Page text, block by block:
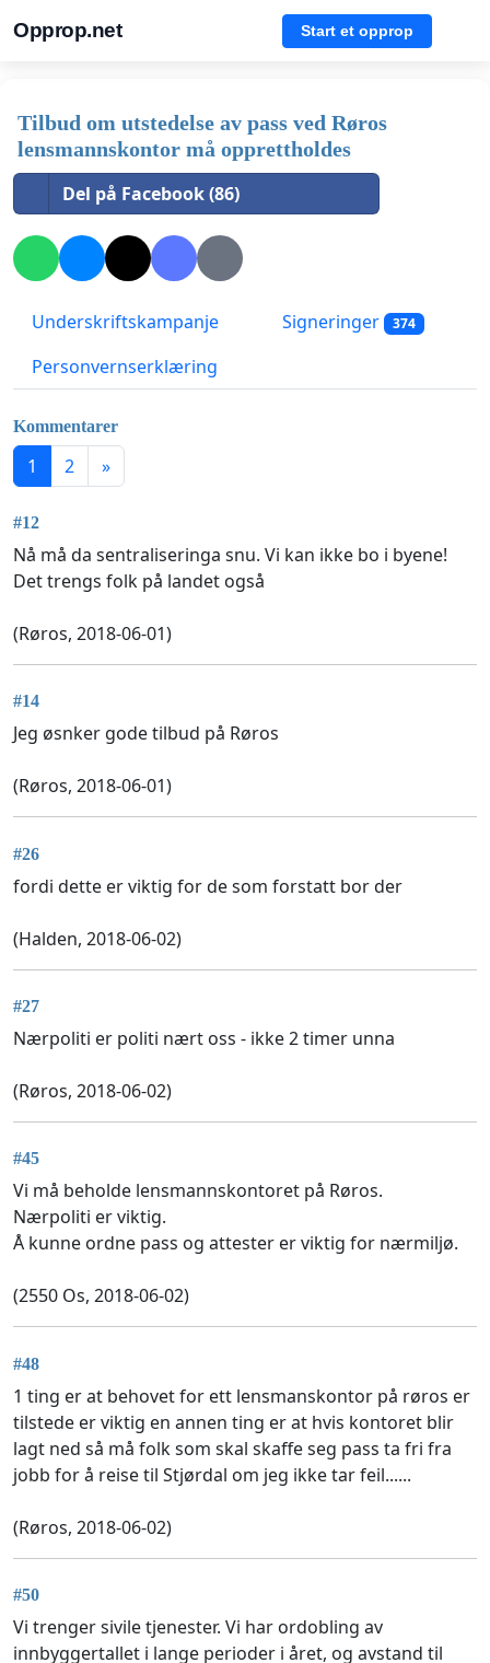
Opprop.net Start et opprop
Tilbud om utstedelse av pass ved Røros
lensmannskontor må opprettholdes
Del på Facebook (86)
Underskriftskampanje Signeringer 374
Personvernserklæring
Kommentarer
1 2 »
#12
Nå må da sentraliseringa snu. Vi kan ikke bo i byene!
Det trengs folk på landet også
(Røros, 2018-06-01)
#14
Jeg øsnker gode tilbud på Røros
(Røros, 2018-06-01)
#26
fordi dette er viktig for de som forstatt bor der
(Halden, 2018-06-02)
#27
Nærpoliti er politi nært oss - ikke 2 timer unna
(Røros, 2018-06-02)
#45
Vi må beholde lensmannskontoret på Røros.
Nærpoliti er viktig.
Å kunne ordne pass og attester er viktig for nærmiljø.
(2550 Os, 2018-06-02)
#48
1 ting er at behovet for ett lensmanskontor på røros er
tilstede er viktig en annen ting er at hvis kontoret blir
lagt ned så må folk som skal skaffe seg pass ta fri fra
jobb for å reise til Stjørdal om jeg ikke tar feil......
(Røros, 2018-06-02)
#50
Vi trenger sivile tjenester. Vi har ordobling av
innbyggertallet i lange perioder i året, og avstand til